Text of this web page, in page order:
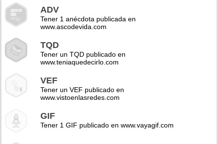
ADV
Tener 1 anécdota publicada en
www.ascodevida.com
TQD
Tener un TQD publicado en
www.teniaquedecirlo.com
VEF
Tener un VEF publicado en
www.vistoenlasredes.com
GIF
Tener 1 GIF publicado en www.vayagif.com